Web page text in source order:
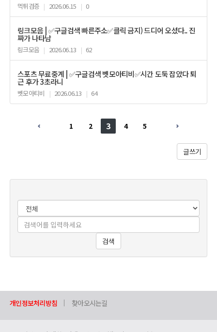
먹튀검증 | 2026.06.15 | 0
링크모음 | ✅구글검색 빠른주소✅클릭 금지) 드디어 오셨다.. 진
짜가 나타남
링크모음 | 2026.06.13 | 62
스포츠 무료중계 | ✅구글검색 벳모아티비✅시간 도둑 잡았다 퇴
근 후가 3초라니
벳모아티비 | 2026.06.13 | 64
1 2 3 4 5
글쓰기
검색
개인정보처리방침 찾아오시는길